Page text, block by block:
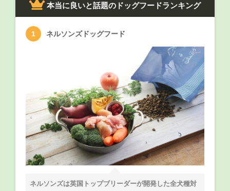
本当に良いと話題のドッグフードランキング
ネルソンズドッグフード
ネルソンズは英国トップブリーダーが開発した全犬種対